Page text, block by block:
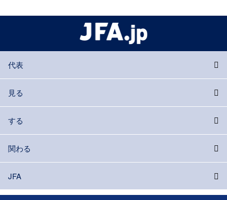
代表
見る
する
関わる
JFA